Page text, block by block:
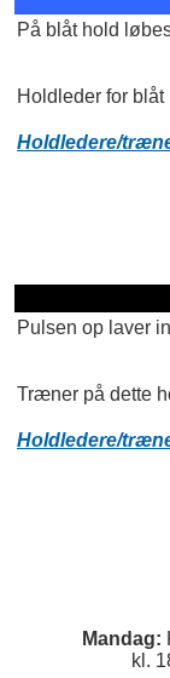
På blåt hold
Holdleder for
Holdledere/
Pulsen op laver
Træner på dette
Holdledere/
Mandag:
kl.